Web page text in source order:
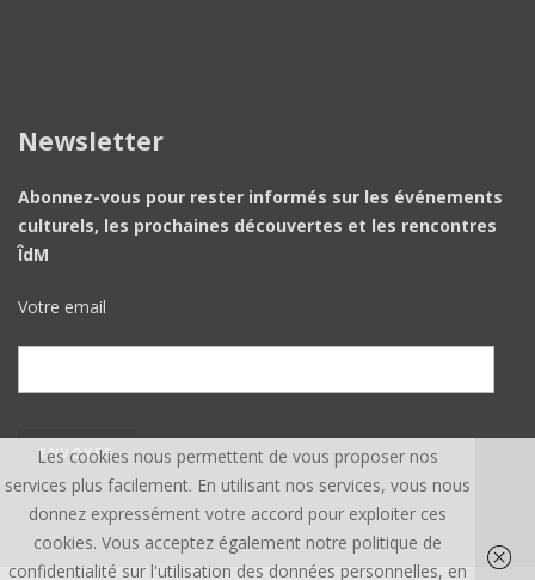
Newsletter
Abonnez-vous pour rester informés sur les événements
culturels, les prochaines découvertes et les rencontres
ÎdM
Votre email
Les cookies nous permettent de vous proposer nos
services plus facilement. En utilisant nos services, vous nous
donnez expressément votre accord pour exploiter ces
cookies. Vous acceptez également notre politique de
confidentialité sur l'utilisation des données personnelles, en